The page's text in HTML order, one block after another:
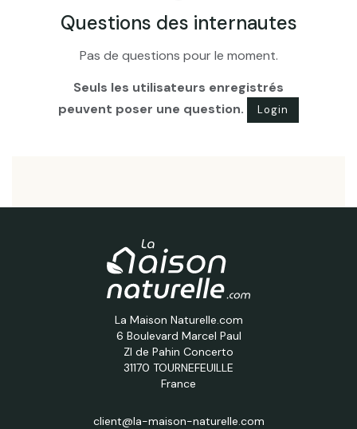
Questions des internautes
Pas de questions pour le moment.
Seuls les utilisateurs enregistrés
peuvent poser une question.
Login
La Maison Naturelle.com
6 Boulevard Marcel Paul
ZI de Pahin Concerto
31170 TOURNEFEUILLE
France
client@la-maison-naturelle.com